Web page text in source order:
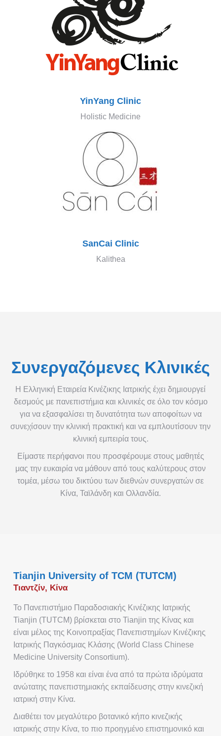
YinYang Clinic
Holistic Medicine
SanCai Clinic
Kalithea
Συνεργαζόμενες Κλινικές
Η Ελληνική Εταιρεία Κινέζικης Ιατρικής έχει δημιουργεί
δεσμούς με πανεπιστήμια και κλινικές σε όλο τον κόσμο
για να εξασφαλίσει τη δυνατότητα των αποφοίτων να
συνεχίσουν την κλινική πρακτική και να εμπλουτίσουν την
κλινική εμπειρία τους.
Είμαστε περήφανοι που προσφέρουμε στους μαθητές
μας την ευκαιρία να μάθουν από τους καλύτερους στον
τομέα, μέσω του δικτύου των διεθνών συνεργατών σε
Κίνα, Ταϊλάνδη και Ολλανδία.
Tianjin University of TCM (TUTCM)
Τιαντζίν, Κίνα
Το Πανεπιστήμιο Παραδοσιακής Κινέζικης Ιατρικής
Tianjin (TUTCM) βρίσκεται στο Tianjin της Κίνας και
είναι μέλος της Κοινοπραξίας Πανεπιστημίων Κινέζικης
Ιατρικής Παγκόσμιας Κλάσης (World Class Chinese
Medicine University Consortium).
Iδρύθηκε το 1958 και είναι ένα από τα πρώτα ιδρύματα
ανώτατης πανεπιστημιακής εκπαίδευσης στην κινεζική
ιατρική στην Κίνα.
Διαθέτει τον μεγαλύτερο βοτανικό κήπο κινεζικής
ιατρικής στην Κίνα, το πιο προηγμένο επιστημονικό και